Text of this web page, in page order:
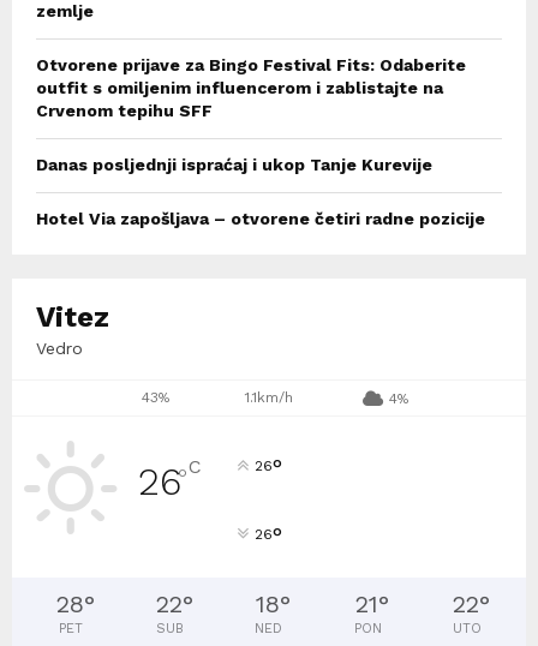
zemlje
Otvorene prijave za Bingo Festival Fits: Odaberite
outfit s omiljenim influencerom i zablistajte na
Crvenom tepihu SFF
Danas posljednji ispraćaj i ukop Tanje Kurevije
Hotel Via zapošljava – otvorene četiri radne pozicije
Vitez
Vedro
43% 1.1km/h 4%
26°C 26°
26°
28°
PET
22°
SUB
18°
NED
21°
PON
22°
UTO